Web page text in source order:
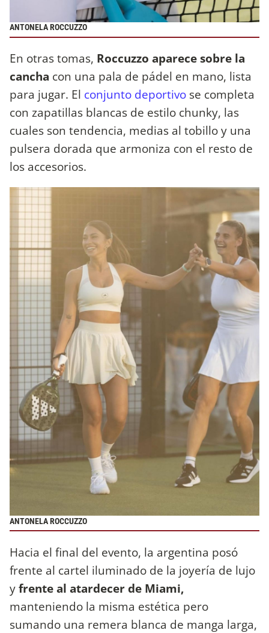
ANTONELA ROCCUZZO
En otras tomas, Roccuzzo aparece sobre la
cancha con una pala de pádel en mano, lista
para jugar. El conjunto deportivo se completa
con zapatillas blancas de estilo chunky, las
cuales son tendencia, medias al tobillo y una
pulsera dorada que armoniza con el resto de
los accesorios.
ANTONELA ROCCUZZO
Hacia el final del evento, la argentina posó
frente al cartel iluminado de la joyería de lujo
yfrente al atardecer de Miami,
manteniendo la misma estética pero
sumando una remera blanca de manga larga,